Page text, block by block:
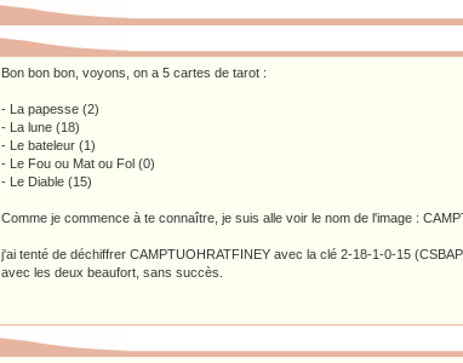
Bon bon bon, voyons, on a 5 cartes de tarot :
- La papesse (2)
- La lune (18)
- Le bateleur (1)
- Le Fou ou Mat ou Fol (0)
- Le Diable (15)
Comme je commence à te connaître, je suis alle voir le nom de l'image :
j'ai tenté de déchiffrer CAMPTUOHRATFINEY avec la clé 2-18-1-0-15
avec les deux beaufort, sans succès.